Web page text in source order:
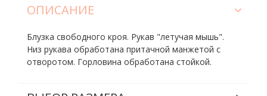
ОПИСАНИЕ
Блузка свободного кроя. Рукав "летучая мышь".
Низ рукава обработана притачной манжетой с
отворотом. Горловина обработана стойкой.